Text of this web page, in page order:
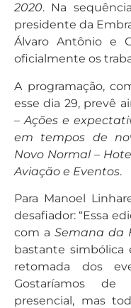
2020. Na
presidente da
Álvaro Antônio e
oficialmente os
A programação,
esse dia 29, prevê
– Ações e
em tempos de
Novo Normal –
Aviação e Eventos.
Para Manoel
desafiador: “Essa
com a Semana da
bastante simbólica
retomada dos
Gostaríamos
presencial, mas